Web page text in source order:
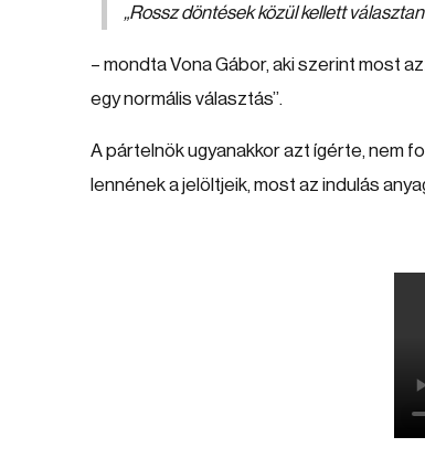
„Rossz döntések közül kellett
– mondta Vona Gábor, aki szerint most
egy normális választás”.
A pártelnök ugyanakkor azt ígérte, nem
lennének a jelöltjeik, most az indulás